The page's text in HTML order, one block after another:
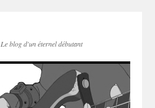
Le blog d'un éternel débutant